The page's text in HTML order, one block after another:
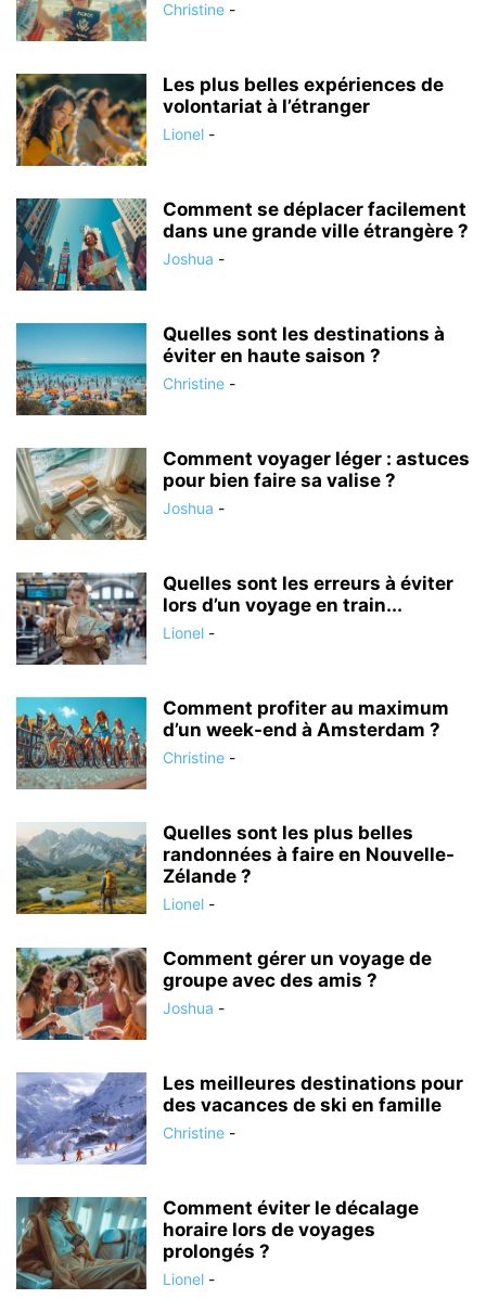
Christine -
Les plus belles expériences de
volontariat à l’étranger
Lionel -
Comment se déplacer facilement
dans une grande ville étrangère ?
Joshua -
Quelles sont les destinations à
éviter en haute saison ?
Christine -
Comment voyager léger : astuces
pour bien faire sa valise ?
Joshua -
Quelles sont les erreurs à éviter
lors d’un voyage en train...
Lionel -
Comment profiter au maximum
d’un week-end à Amsterdam ?
Christine -
Quelles sont les plus belles
randonnées à faire en Nouvelle-
Zélande ?
Lionel -
Comment gérer un voyage de
groupe avec des amis ?
Joshua -
Les meilleures destinations pour
des vacances de ski en famille
Christine -
Comment éviter le décalage
horaire lors de voyages
prolongés ?
Lionel -